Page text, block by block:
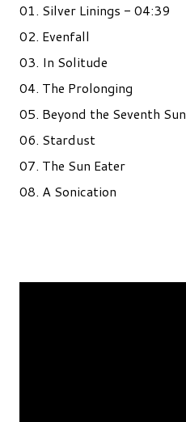
01. Silver Linings - 04:39
02. Evenfall
03. In Solitude
04. The Prolonging
05. Beyond the Seventh Sun
06. Stardust
07. The Sun Eater
08. A Sonication